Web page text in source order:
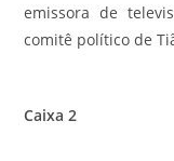
emissora de
comitê político de
Caixa 2